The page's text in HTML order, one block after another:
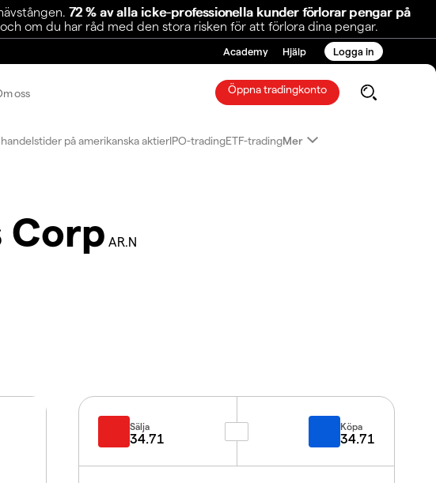
72 % av alla icke-professionella kunder förlorar pengar på
om du har råd med den stora risken för att förlora dina pengar.
Academy Hjälp Logga in
oss Öppna tradingkonto
på amerikanska aktierIPO-tradingETF-tradingMer
Corp AR.N
Sälja
34.71
Köpa
34.71